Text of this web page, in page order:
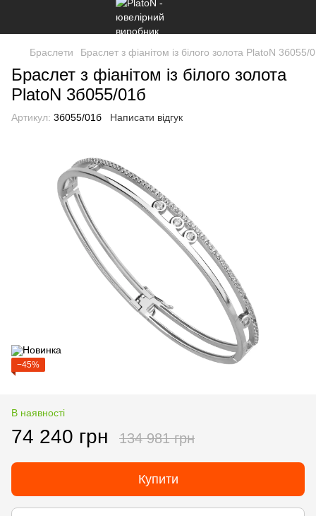
Браслети Браслет з фіанітом із білого золота PlatoN 3б055/
Браслет з фіанітом із білого золота
PlatoN 3б055/01б
Артикул: 3б055/01б Написати відгук
−45%
В наявності
74 240 грн 134 981 грн
Купити